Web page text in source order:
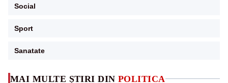
MAI MULTE ȘTIRI DIN POLITICA
Social
Sport
Sanatate